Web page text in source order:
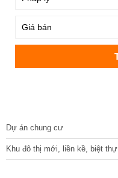
Dự án chung cư
Khu đô thị mới, liền kề, biệt thự